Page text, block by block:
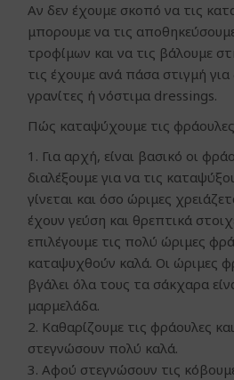
Αν δεν έχουμε σκοπό να τις
μπορουμε να τις
τροφίμων και να τις βάλουμε
τις έχουμε ανά πάσα στιγμή
γρανίτες ή νόστιμα dressings.
Πώς καταψύχουμε τις
Για αρχή, είναι βασικό οι
διαλέξουμε για να τις
γίνεται και όσο ώριμες
έχουν γεύση και θρεπτικά
επιλέγουμε τις πολύ ώριμες
καταψυχθούν καλά. Οι ώριμες
βγάλει όλα τους τα σάκχαρα
μαρμελάδα.
Καθαρίζουμε τις φράουλες
στεγνώσουν πολύ καλά.
Αφού στεγνώσουν τις